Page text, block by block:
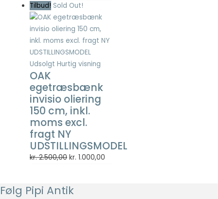
Tilbud! Sold Out!
Udsolgt Hurtig visning
OAK
egetræsbænk
invisio oliering
150 cm, inkl.
moms excl.
fragt NY
UDSTILLINGSMODEL
kr.2.500,00 Den
var:
kr. 1.000,00
Følg Pipi Antik
hjælper
webstedsejere
med at forstå,
besøgende
interagerer
med
hjemmesider
indsamle og
rapportere
oplysninger
anonymt.
Oplevelse
skal fungere
så godt som